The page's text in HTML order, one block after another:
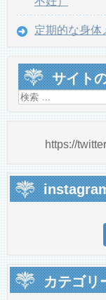
定期的な身体
サイト
https://
カテゴリ